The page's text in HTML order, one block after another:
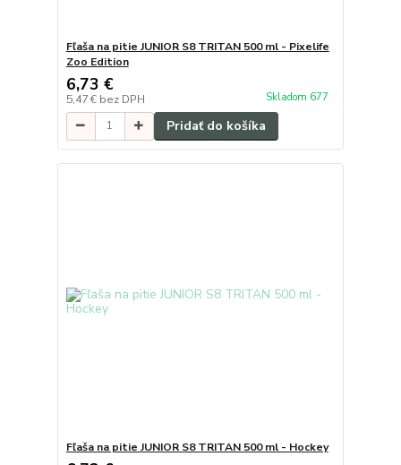
Fľaša na pitie JUNIOR S8 TRITAN 500 ml - Pixelife
Zoo Edition
6,73 €
5,47 € bez DPH Skladom 677
Pridať do košíka
Fľaša na pitie JUNIOR S8 TRITAN 500 ml - Hockey